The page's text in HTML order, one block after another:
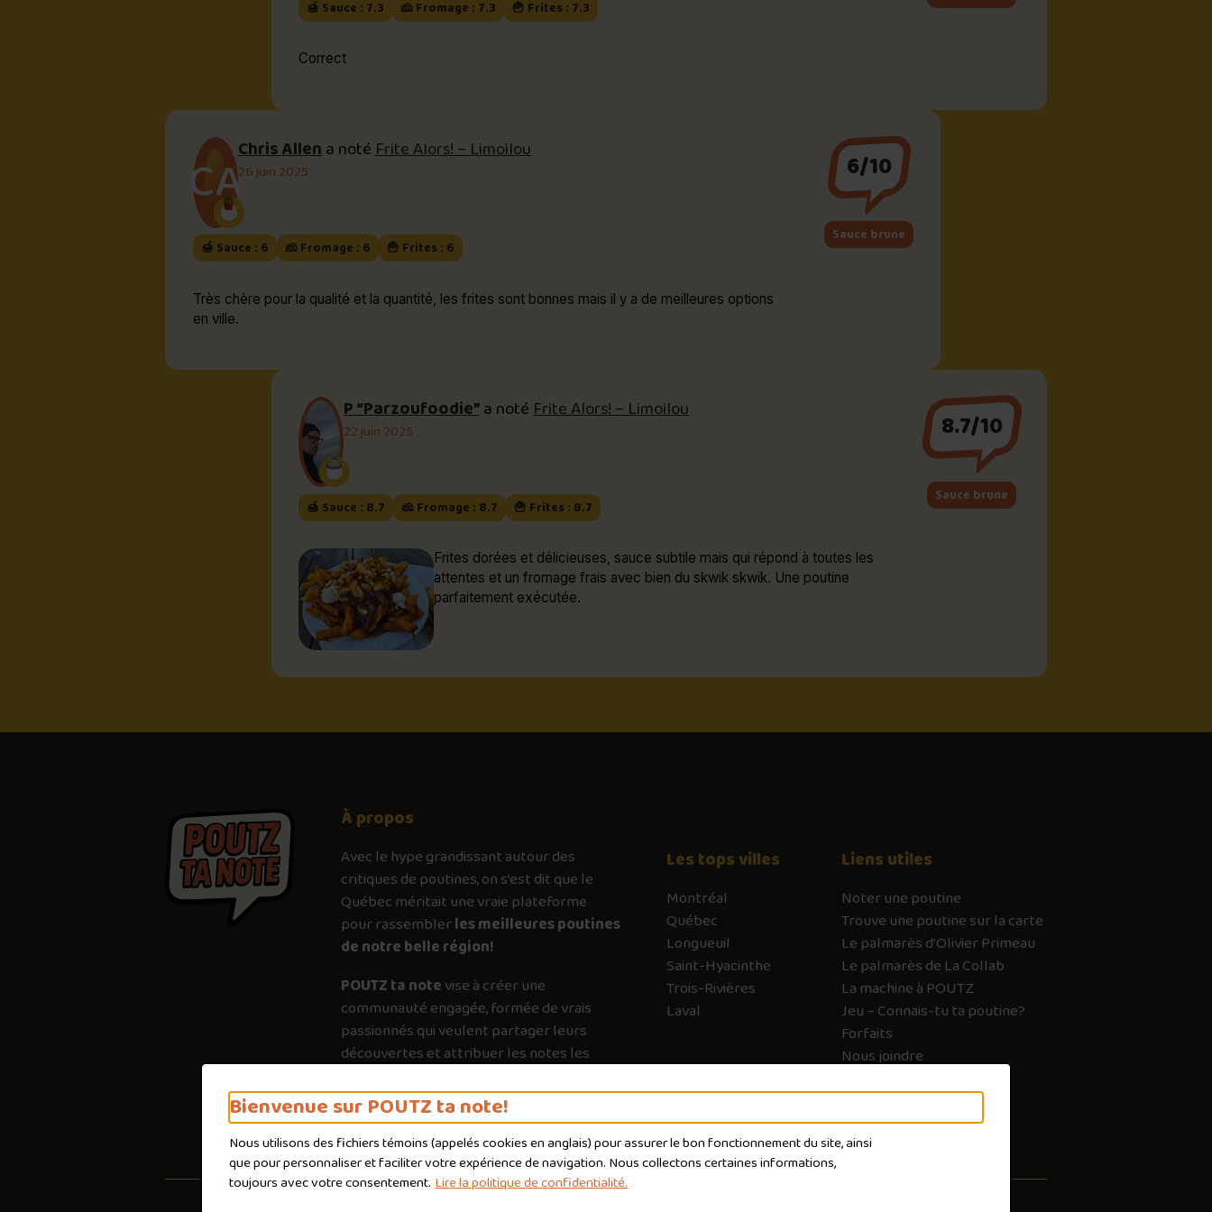
Bienvenue sur POUTZ ta note!
Nous utilisons des fichiers témoins (appeléscookiesen anglais) pour assurer le bon fonctionnement du site, ainsi
que pour personnaliser et faciliter votre expérience de navigation. Nous collectons certaines informations,
toujours avec votre consentement. Lire la politique de confidentialité.
🍯 Sauce : 7.3 🧀 Fromage : 7.3 🍟 Frites : 7.3
Correct
CAChris Allena notéFrite Alors! – Limoilou
26 juin 2025
🍯 Sauce : 6 🧀 Fromage : 6 🍟 Frites : 6
6/10
Sauce brune
Très chère pour la qualité et la quantité, les frites sont bonnes mais il y a de meilleures options
en ville.
P “Parzoufoodie”a notéFrite Alors! – Limoilou
22 juin 2025
🍯 Sauce : 8.7 🧀 Fromage : 8.7 🍟 Frites : 8.7
8.7/10
Sauce brune
Frites dorées et délicieuses, sauce subtile mais qui répond à toutes les
attentes et un fromage frais avec bien du skwik skwik. Une poutine
parfaitement exécutée.
À propos
Avec lehypegrandissant autour des
critiques de poutines, on s’est dit que le
Québec méritait une vraie plateforme
pour rassemblerles meilleures poutines
de notre belle région!
POUTZ ta notevise à créer une
communauté engagée, formée de vrais
passionnés qui veulent partager leurs
découvertes et attribuer les notes les
importance pour guider les autres vers les
poutines qui valent vraiment le détour.
Les tops villes
Montréal
Québec
Longueuil
Saint-Hyacinthe
Trois-Rivières
Laval
Liens utiles
Noter une poutine
Trouve une poutine sur la carte
Le palmarès d’Olivier Primeau
Le palmarès de La Collab
La machine à POUTZ
Jeu – Connais-tu ta poutine?
Forfaits
Nous joindre